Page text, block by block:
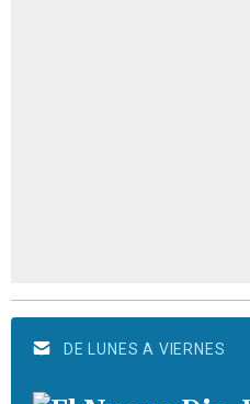
DE LUNES A VIERNES